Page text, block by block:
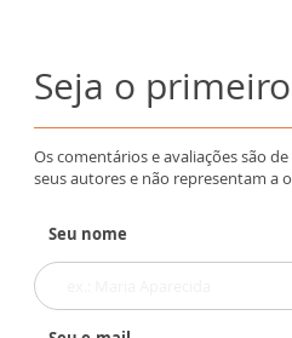
Seja o
Os comentários e avaliações são
seus autores e não representam a
Seu nome